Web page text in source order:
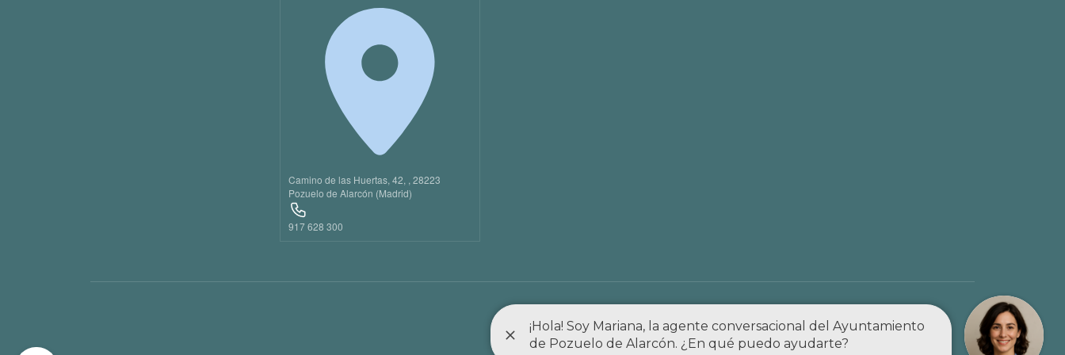
Camino de las Huertas, 42, , 28223
Pozuelo de Alarcón (Madrid)
917 628 300